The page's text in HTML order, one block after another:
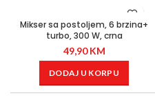
Mikser sa postoljem, 6 brzina+
turbo, 300 W, crna
49,90KM
DODAJ U KORPU